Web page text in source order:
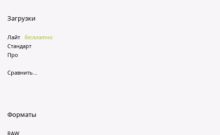
Загрузки
Лайт бесплатно
Стандарт
Про
Сравнить...
Форматы
RAW